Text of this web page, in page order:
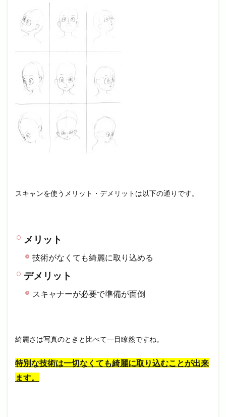
スキャンを使うメリット・デメリットは以下の通りです。
メリット
技術がなくても綺麗に取り込める
デメリット
スキャナーが必要で準備が面倒
綺麗さは写真のときと比べて一目瞭然ですね。
特別な技術は一切なくても綺麗に取り込むことが出来
ます。